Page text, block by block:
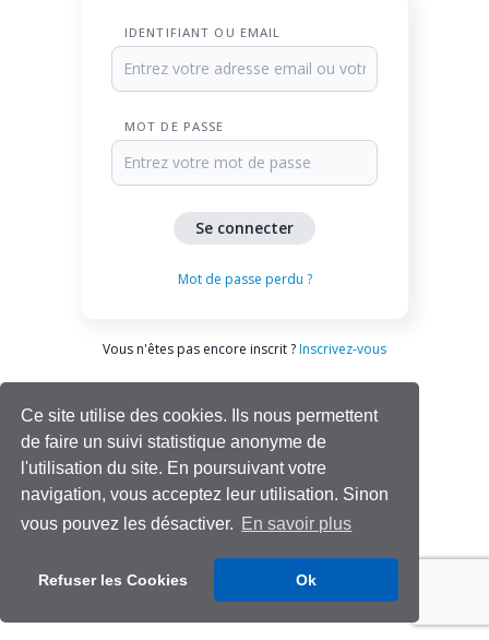
Ce site utilise des cookies. Ils nous permettent
de faire un suivi statistique anonyme de
l'utilisation du site. En poursuivant votre
navigation, vous acceptez leur utilisation. Sinon
vous pouvez les désactiver. En savoir plus
Refuser les Cookies Ok
IDENTIFIANT OU EMAIL
MOT DE PASSE
Mot de passe perdu ?
Vous n'êtes pas encore inscrit ? Inscrivez-vous